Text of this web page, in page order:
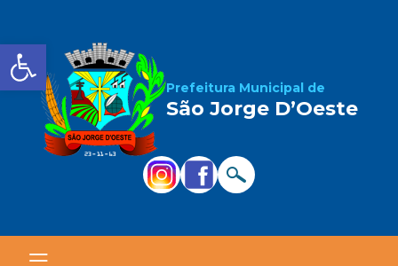
Barra de Ferramentas
Prefeitura Municipal de
São Jorge D’Oeste